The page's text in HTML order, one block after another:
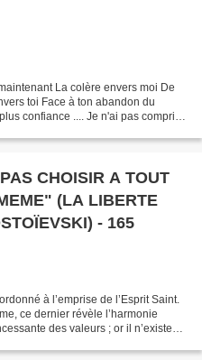
La colère envers moi De
toi Face à ton abandon du
confiance .... Je n'ai pas compris
CHOISIR A TOUT
(LA LIBERTE
- 165
à l’emprise de l’Esprit Saint.
ce dernier révèle l’harmonie
des valeurs ; or il n’existe